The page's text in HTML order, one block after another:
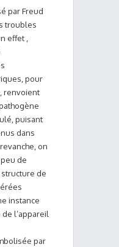
par Freud
troubles
effet ,
pour
renvoient
puisant
dans
on
de
de
instance
l’appareil
par